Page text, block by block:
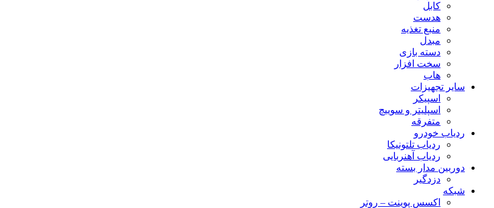
کابل
هدست
منبع تغذیه
مبدل
دسته بازی
سخت افزار
هاب
سایر تجهیزات
اسپیکر
اسپلیتر و سوییچ
متفرقه
ردیاب خودرو
ردیاب تلتونیکا
ردیاب آهنربایی
دوربین مدار بسته
دزدگیر
شبکه
اکسس پوینت – روتر